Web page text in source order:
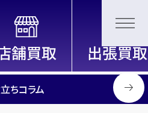
信頼と実績の買取専門店「買取大
ちコラム